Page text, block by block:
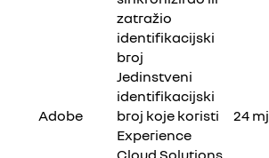
zatražio
identifikacijski
broj
Adobe
Jedinstveni
identifikacijski
broj koje koristi
Experience
Cloud Solutions
24